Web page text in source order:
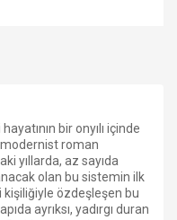
bir onyılı içinde
modernist roman
yıllarda, az sayıda
olan bu sistemin ilk
özdeşleşen bu
ayrıksı, yadırgı duran